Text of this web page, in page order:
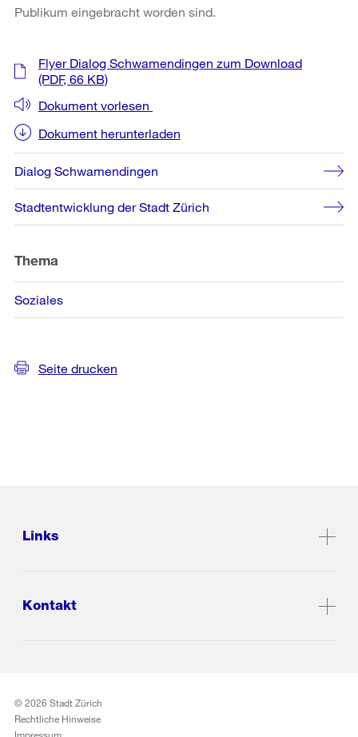
Publikum eingebracht worden sind.
Weitere
Informationen
Flyer Dialog Schwamendingen zum Download
(PDF, 66 KB)
Dokument vorlesen
Dokument herunterladen
Dialog Schwamendingen
Stadtentwicklung der Stadt Zürich
Thema
Soziales
Seite drucken
Links
Kontakt
© 2026 Stadt Zürich
Rechtliche Hinweise
Impressum